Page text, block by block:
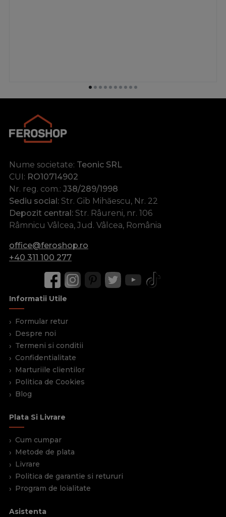
Nume societate: Teonic SRL
CUI: RO10714902
Nr. reg. com.: J38/289/1998
Sediu social: Str. Gib Mihăescu, Nr. 22
Depozit central: Str. Râureni, nr. 106
Râmnicu Vâlcea, Jud. Vâlcea, România
office@feroshop.ro
+40 311 100 277
Informatii Utile
Formular retur
Despre noi
Termeni si conditii
Confidentialitate
Marturiile clientilor
Politica de Cookies
Blog
Plata Si Livrare
Cum cumpar
Metode de plata
Livrare
Politica de garantie si retururi
Program de loialitate
Asistenta